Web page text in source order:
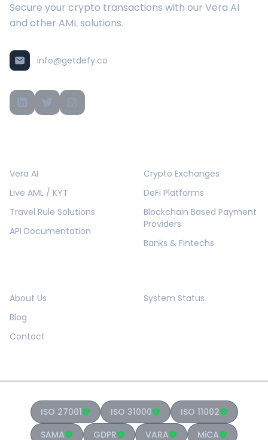
Secure your crypto transactions with our Vera AI
and other AML solutions.
info@getdefy.co
Vera AI
Live AML / KYT
Travel Rule Solutions
API Documentation
Crypto Exchanges
DeFi Platforms
Blockchain Based Payment
Providers
Banks & Fintechs
About Us
Blog
Contact
System Status
ISO 27001 ISO 31000
ISO 11002
SAMA
GDPR VARA MiCA